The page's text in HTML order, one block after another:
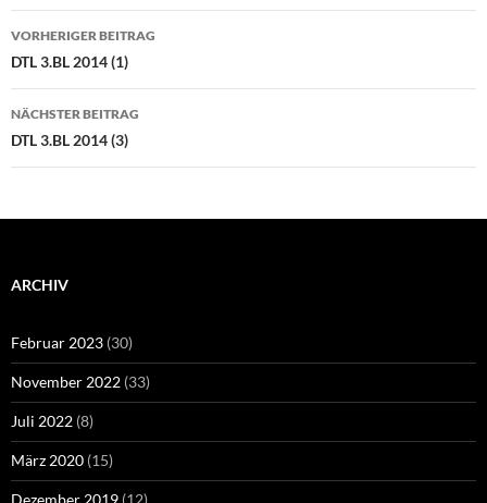
Beitragsnavigation
VORHERIGER BEITRAG
DTL 3.BL 2014 (1)
NÄCHSTER BEITRAG
DTL 3.BL 2014 (3)
ARCHIV
Februar 2023 (30)
November 2022 (33)
Juli 2022 (8)
März 2020 (15)